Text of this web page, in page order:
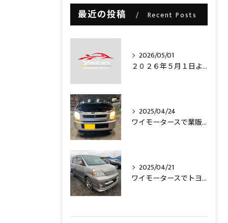
最近の投稿 Recent Posts
2026/05/01
２０２６年５月１日より・・・
2025/04/24
ワイモータースで業販仕入れ出来ますライトコレクション信玄のLEDヘッドライトバルブを取り付け致しました‼️
2025/04/21
ワイモータースでトヨタヴォクシー買取させて頂きました‼️